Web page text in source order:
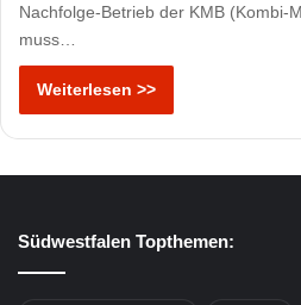
Nachfolge-Betrieb der KMB (Kombi-
muss…
Weiterlesen >>
Südwestfalen Topthemen: